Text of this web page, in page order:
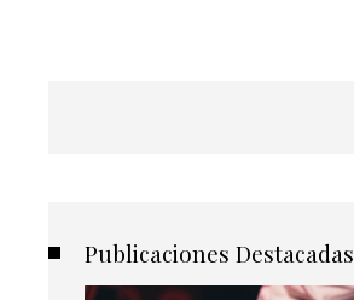
Publicaciones Destacadas